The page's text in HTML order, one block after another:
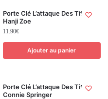
Porte Clé L’attaque Des Titans
Hanji Zoe
11.90€
Ajouter au panier
Porte Clé L’attaque Des Titans
Connie Springer